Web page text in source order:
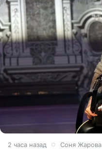
2 часа назад Соня Жарова